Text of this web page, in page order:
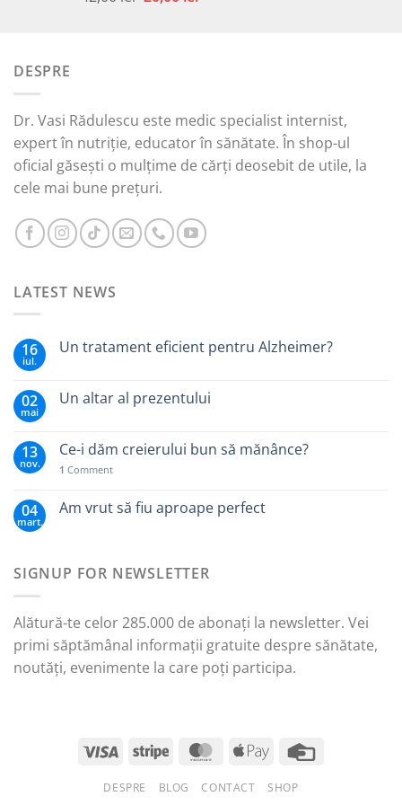
DESPRE
Dr. Vasi Rădulescu este medic specialist internist,
expert în nutriție, educator în sănătate. În shop-ul
oficial găsești o mulțime de cărți deosebit de utile, la
cele mai bune prețuri.
LATEST NEWS
16
iul.
Un tratament eficient pentru Alzheimer?
02
mai
Un altar al prezentului
13
nov.
Ce-i dăm creierului bun să mănânce?
1 Comment
04
mart.
Am vrut să fiu aproape perfect
SIGNUP FOR NEWSLETTER
Alătură-te celor 285.000 de abonați la newsletter. Vei
primi săptămânal informații gratuite despre sănătate,
noutăți, evenimente la care poți participa.
DESPRE BLOG CONTACT SHOP